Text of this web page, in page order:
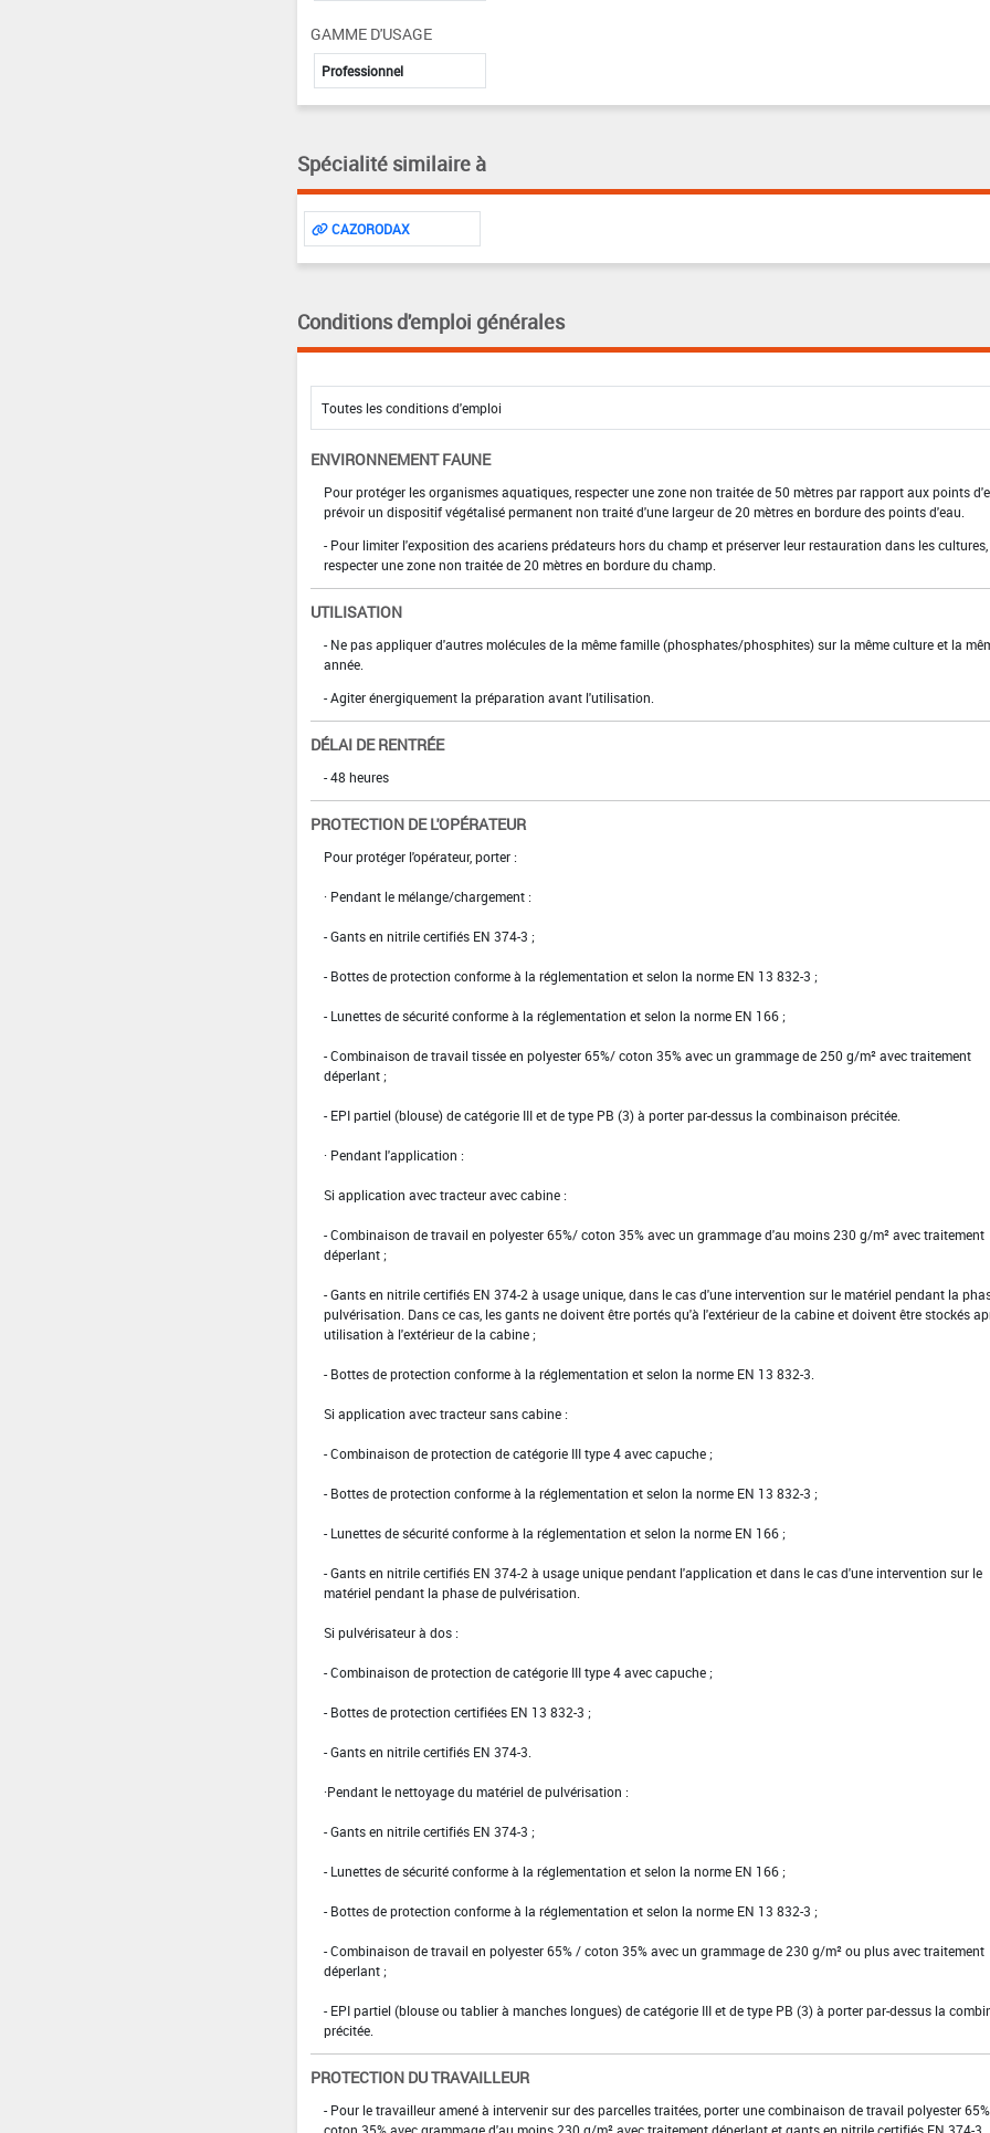
GAMME D'USAGE
Professionnel
Spécialité similaire à
CAZORODAX
Conditions d'emploi générales
ENVIRONNEMENT FAUNE
Pour protéger les organismes aquatiques, respecter une zone non traitée de 50 mètres par rapport aux points
prévoir un dispositif végétalisé permanent non traité d'une largeur de 20 mètres en bordure des points d'eau.
- Pour limiter l'exposition des acariens prédateurs hors du champ et préserver leur restauration dans les cultures,
respecter une zone non traitée de 20 mètres en bordure du champ.
UTILISATION
- Ne pas appliquer d'autres molécules de la même famille (phosphates/phosphites) sur la même culture et la
année.
- Agiter énergiquement la préparation avant l'utilisation.
DÉLAI DE RENTRÉE
- 48 heures
PROTECTION DE L'OPÉRATEUR
Pour protéger l'opérateur, porter :
· Pendant le mélange/chargement :
- Gants en nitrile certifiés EN 374-3 ;
- Bottes de protection conforme à la réglementation et selon la norme EN 13 832-3 ;
- Lunettes de sécurité conforme à la réglementation et selon la norme EN 166 ;
- Combinaison de travail tissée en polyester 65%/ coton 35% avec un grammage de 250 g/m² avec traitement
déperlant ;
- EPI partiel (blouse) de catégorie III et de type PB (3) à porter par-dessus la combinaison précitée.
· Pendant l'application :
Si application avec tracteur avec cabine :
- Combinaison de travail en polyester 65%/ coton 35% avec un grammage d'au moins 230 g/m² avec traitement
déperlant ;
- Gants en nitrile certifiés EN 374-2 à usage unique, dans le cas d'une intervention sur le matériel pendant la
pulvérisation. Dans ce cas, les gants ne doivent être portés qu'à l'extérieur de la cabine et doivent être stockés
utilisation à l'extérieur de la cabine ;
- Bottes de protection conforme à la réglementation et selon la norme EN 13 832-3.
Si application avec tracteur sans cabine :
- Combinaison de protection de catégorie III type 4 avec capuche ;
- Bottes de protection conforme à la réglementation et selon la norme EN 13 832-3 ;
- Lunettes de sécurité conforme à la réglementation et selon la norme EN 166 ;
- Gants en nitrile certifiés EN 374-2 à usage unique pendant l'application et dans le cas d'une intervention sur le
matériel pendant la phase de pulvérisation.
Si pulvérisateur à dos :
- Combinaison de protection de catégorie III type 4 avec capuche ;
- Bottes de protection certifiées EN 13 832-3 ;
- Gants en nitrile certifiés EN 374-3.
·Pendant le nettoyage du matériel de pulvérisation :
- Gants en nitrile certifiés EN 374-3 ;
- Lunettes de sécurité conforme à la réglementation et selon la norme EN 166 ;
- Bottes de protection conforme à la réglementation et selon la norme EN 13 832-3 ;
- Combinaison de travail en polyester 65% / coton 35% avec un grammage de 230 g/m² ou plus avec traitement
déperlant ;
- EPI partiel (blouse ou tablier à manches longues) de catégorie III et de type PB (3) à porter par-dessus la
précitée.
PROTECTION DU TRAVAILLEUR
- Pour le travailleur amené à intervenir sur des parcelles traitées, porter une combinaison de travail polyester